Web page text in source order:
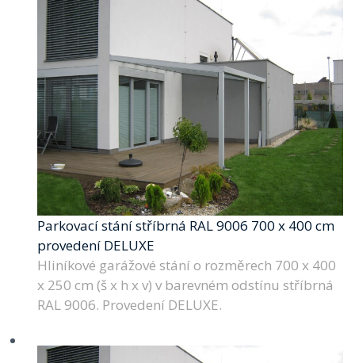
Parkovací stání stříbrná RAL 9006 700 x 400 cm
provedení DELUXE
Hliníkové garážové stání o rozměrech 700 x 400
x 250 cm (š x h x v) v barevném odstínu stříbrná
RAL 9006. Provedení DELUXE.